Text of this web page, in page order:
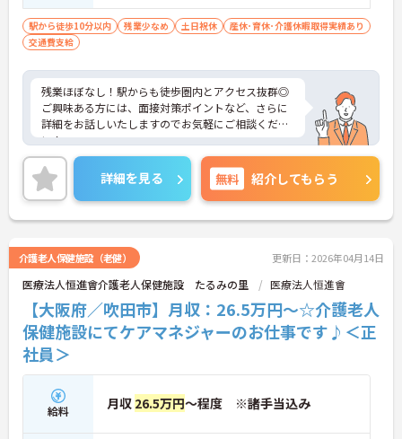
駅から徒歩10分以内 残業少なめ 土日祝休
産休･育休･介護休暇取得実績あり
交通費支給
残業ほぼなし！駅からも徒歩圏内とアクセス抜群◎
ご興味ある方には、面接対策ポイントなど、さらに
詳細をお話しいたしますのでお気軽にご相談くださ
い！
詳細を見る 無料 紹介してもらう
介護老人保健施設（老健） 更新日：2026年04月14日
医療法人恒進會介護老人保健施設 たるみの里 医療法人恒進會
【大阪府／吹田市】月収：26.5万円～☆介護老人
保健施設にてケアマネジャーのお仕事です♪＜正
社員＞
給料 月収 26.5万円～程度 ※諸手当込み